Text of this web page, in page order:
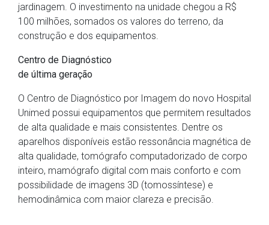
jardinagem. O investimento na unidade chegou a R$
100 milhões, somados os valores do terreno, da
construção e dos equipamentos.
Centro de Diagnóstico
de última geração
O Centro de Diagnóstico por Imagem do novo Hospital
Unimed possui equipamentos que permitem resultados
de alta qualidade e mais consistentes. Dentre os
aparelhos disponíveis estão ressonância magnética de
alta qualidade, tomógrafo computadorizado de corpo
inteiro, mamógrafo digital com mais conforto e com
possibilidade de imagens 3D (tomossíntese) e
hemodinâmica com maior clareza e precisão.